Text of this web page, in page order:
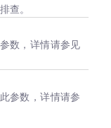
查。
数，详情请参见
参数，详情请参